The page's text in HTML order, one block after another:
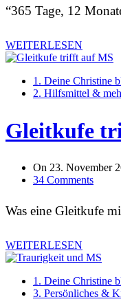
“365 Tage, 12
WEITERLESEN
1. Deine Christine
2. Hilfsmittel &
Gleitkufe
On 23. November
34 Comments
Was eine Gleitkufe
WEITERLESEN
1. Deine Christine
3. Persönliches &